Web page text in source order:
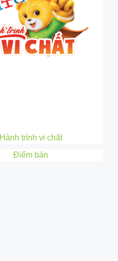
Hành trình vi chất
Điểm bán